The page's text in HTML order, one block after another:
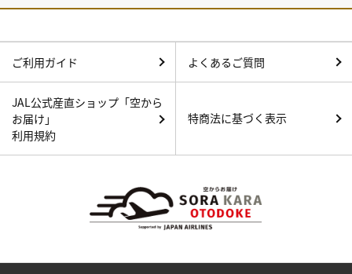
ご利用ガイド よくあるご質問
JAL公式産直ショップ「空から
お届け」
利用規約
特商法に基づく表示